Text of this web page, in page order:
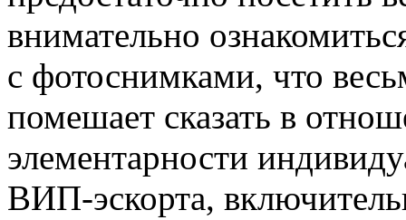
внимательно
с фотоснимками, что
помешает сказать в
элементарности
ВИП-эскорта,